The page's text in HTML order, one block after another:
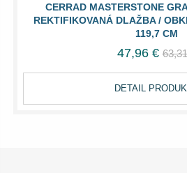
CERRAD MASTERSTONE
REKTIFIKOVANÁ DLAŽBA /
119,7 CM
47,96 €
DETAIL